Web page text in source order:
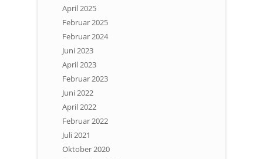
April 2025
Februar 2025
Februar 2024
Juni 2023
April 2023
Februar 2023
Juni 2022
April 2022
Februar 2022
Juli 2021
Oktober 2020